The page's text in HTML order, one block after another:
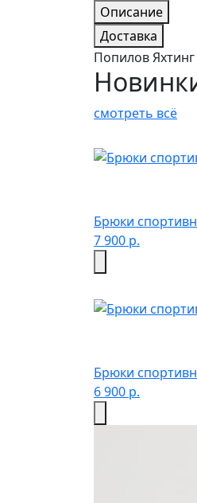
Описание
Доставка
Попилов
смотреть всё
Брюки
7 900 р.
Брюки
6 900 р.